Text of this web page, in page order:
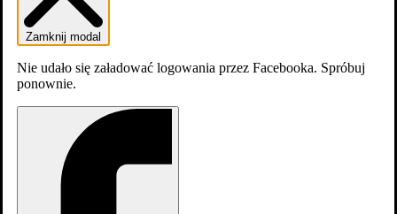
Zamknij modal
Nie udało się załadować logowania przez Facebooka. Spróbuj
ponownie.